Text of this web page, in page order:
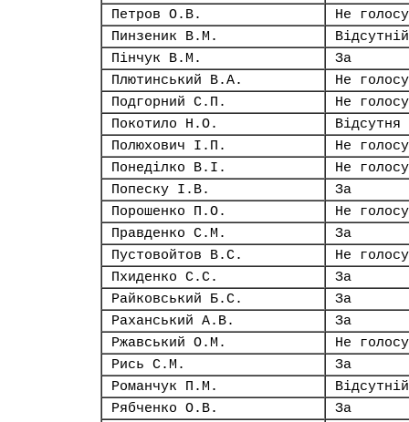
Петров О.В.
Не
Пинзеник В.М.
Відсутній
Пінчук В.М.
За
Плютинський В.А.
Не
Подгорний С.П.
Не
Покотило Н.О.
Відсутня
Полюхович І.П.
Не
Понеділко В.І.
Не
Попеску І.В.
За
Порошенко П.О.
Не
Правденко С.М.
За
Пустовойтов В.С.
Не
Пхиденко С.С.
За
Райковський Б.С.
За
Раханський А.В.
За
Ржавський О.М.
Не
Рись С.М.
За
Романчук П.М.
Відсутній
Рябченко О.В.
За